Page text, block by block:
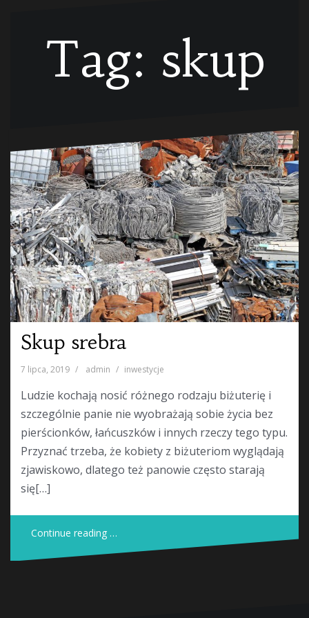
Tag: skup
Skup srebra
7 lipca, 2019 admin inwestycje
Ludzie kochają nosić różnego rodzaju biżuterię i
szczególnie panie nie wyobrażają sobie życia bez
pierścionków, łańcuszków i innych rzeczy tego typu.
Przyznać trzeba, że kobiety z biżuteriom wyglądają
zjawiskowo, dlatego też panowie często starają
się[…]
Continue reading …